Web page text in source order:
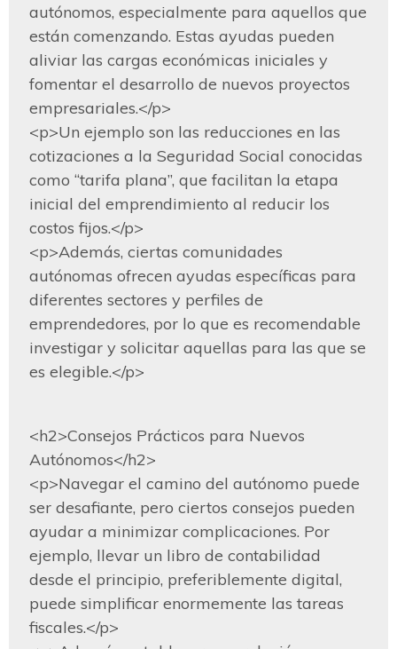
autónomos, especialmente para aquellos que
están comenzando. Estas ayudas pueden
aliviar las cargas económicas iniciales y
fomentar el desarrollo de nuevos proyectos
empresariales.</p>
<p>Un ejemplo son las reducciones en las
cotizaciones a la Seguridad Social conocidas
como “tarifa plana”, que facilitan la etapa
inicial del emprendimiento al reducir los
costos fijos.</p>
<p>Además, ciertas comunidades
autónomas ofrecen ayudas específicas para
diferentes sectores y perfiles de
emprendedores, por lo que es recomendable
investigar y solicitar aquellas para las que se
es elegible.</p>
<h2>Consejos Prácticos para Nuevos
Autónomos</h2>
<p>Navegar el camino del autónomo puede
ser desafiante, pero ciertos consejos pueden
ayudar a minimizar complicaciones. Por
ejemplo, llevar un libro de contabilidad
desde el principio, preferiblemente digital,
puede simplificar enormemente las tareas
fiscales.</p>